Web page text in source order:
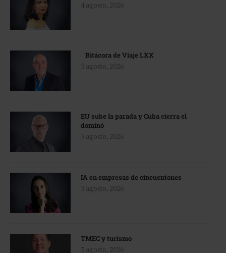
4 agosto, 2026
Bitácora de Viaje LXX
3 agosto, 2026
EU sube la parada y Cuba cierra el
dominó
3 agosto, 2026
IA en empresas de cincuentones
3 agosto, 2026
TMEC y turismo
3 agosto, 2026